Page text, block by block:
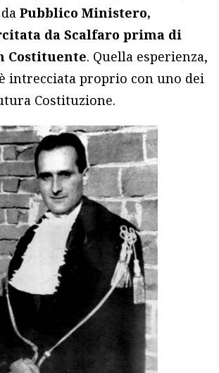
Pubblico Ministero,
da Scalfaro prima di
Costituente. Quella esperienza,
intrecciata proprio con uno dei
Costituzione.